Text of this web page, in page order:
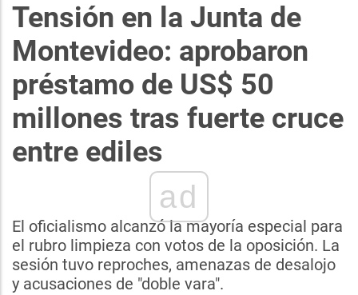
Tensión en la Junta de
Montevideo: aprobaron
préstamo de US$ 50
millones tras fuerte cruce
entre ediles
ad
El oficialismo alcanzó la mayoría especial para
el rubro limpieza con votos de la oposición. La
sesión tuvo reproches, amenazas de desalojo
y acusaciones de "doble vara".